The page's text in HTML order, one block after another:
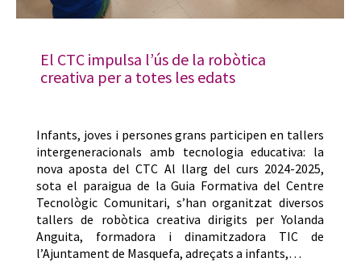
El CTC impulsa l’ús de la robòtica
creativa per a totes les edats
Infants, joves i persones grans participen en tallers
intergeneracionals amb tecnologia educativa: la
nova aposta del CTC Al llarg del curs 2024-2025,
sota el paraigua de la Guia Formativa del Centre
Tecnològic Comunitari, s’han organitzat diversos
tallers de robòtica creativa dirigits per Yolanda
Anguita, formadora i dinamitzadora TIC de
l’Ajuntament de Masquefa, adreçats a infants,…